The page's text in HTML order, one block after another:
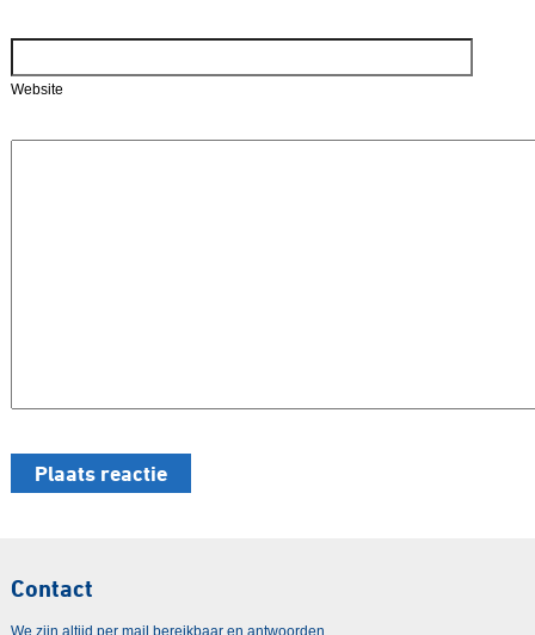
Website
Contact
We zijn altijd per mail bereikbaar en antwoorden